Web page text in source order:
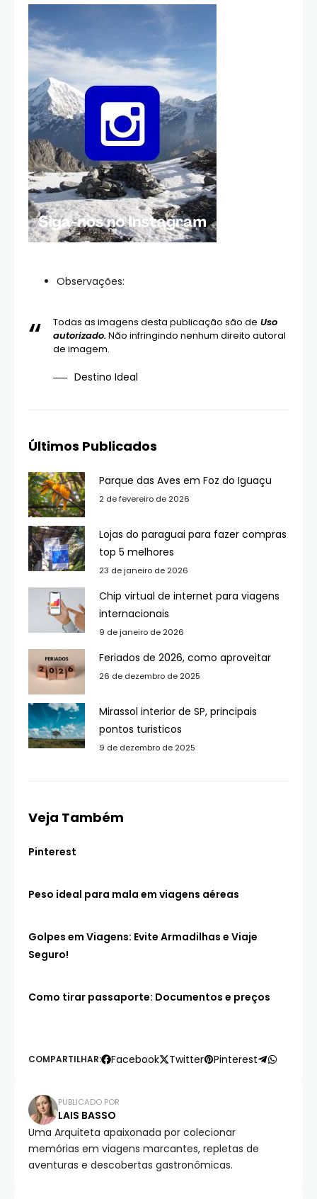
Observações:
Todas as imagens desta publicação são de Uso
autorizado.Não infringindo nenhum direito autoral
de imagem.
Destino Ideal
Últimos Publicados
Parque das Aves em Foz do Iguaçu
2 de fevereiro de 2026
Lojas do paraguai para fazer compras
top 5 melhores
23 de janeiro de 2026
Chip virtual de internet para viagens
internacionais
9 de janeiro de 2026
Feriados de 2026, como aproveitar
26 de dezembro de 2025
Mirassol interior de SP, principais
pontos turisticos
9 de dezembro de 2025
Veja Também
Pinterest
Peso ideal para mala em viagens aéreas
Golpes em Viagens: Evite Armadilhas e Viaje
Seguro!
Como tirar passaporte: Documentos e preços
COMPARTILHAR: Facebook Twitter Pinterest
PUBLICADO POR
LAIS BASSO
Uma Arquiteta apaixonada por colecionar
memórias em viagens marcantes, repletas de
aventuras e descobertas gastronômicas.